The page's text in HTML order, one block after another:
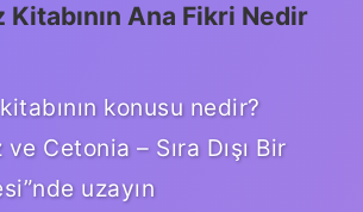
Ana Fikri Nedir
konusu nedir?
Cetonia – Sıra Dışı Bir
uzayın